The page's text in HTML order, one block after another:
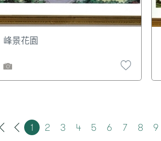
峰景花園
1 2 3 4 5 6 7 8 9